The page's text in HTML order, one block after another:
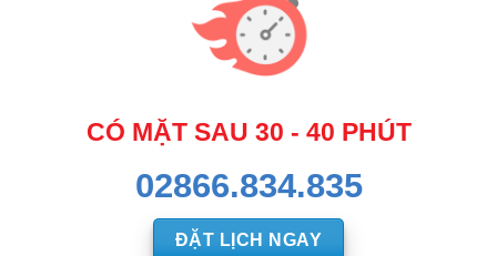
CÓ MẶT SAU 30 - 40 PHÚT
02866.834.835
ĐẶT LỊCH NGAY